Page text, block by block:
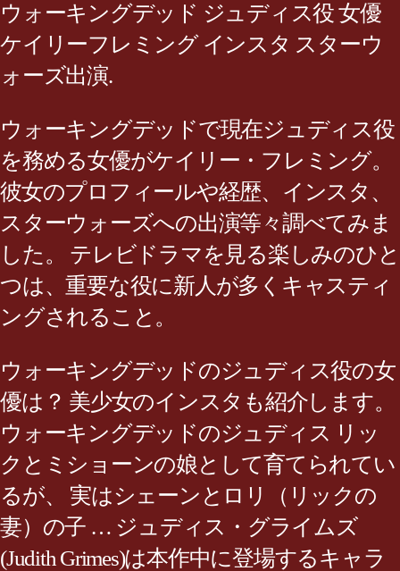
ウォーキングデッド ジュディス役 女優
ケイリーフレミング インスタ スターウ
ォーズ出演.
ウォーキングデッドで現在ジュディス役
を務める女優がケイリー・フレミング。
彼女のプロフィールや経歴、インスタ、
スターウォーズへの出演等々調べてみま
した。 テレビドラマを見る楽しみのひと
つは、重要な役に新人が多くキャスティ
ングされること。
ウォーキングデッドのジュディス役の女
優は？ 美少女のインスタも紹介します。
ウォーキングデッドのジュディス リッ
クとミショーンの娘として育てられてい
るが、 実はシェーンとロリ（リックの
妻）の子 … ジュディス・グライムズ
(Judith Grimes)は本作中に登場するキャラ